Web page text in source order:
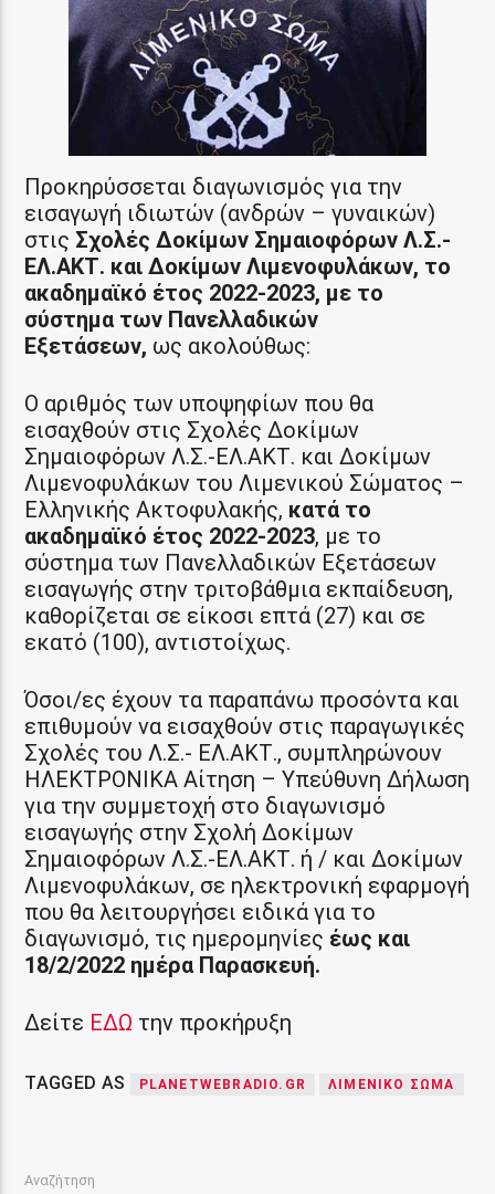
Προκηρύσσεται διαγωνισμός για την
εισαγωγή ιδιωτών (ανδρών – γυναικών)
στις Σχολές Δοκίμων Σημαιοφόρων Λ.Σ.-
ΕΛ.ΑΚΤ. και Δοκίμων Λιμενοφυλάκων, το
ακαδημαϊκό έτος 2022-2023, με το
σύστημα των Πανελλαδικών
Εξετάσεων, ως ακολούθως:
Ο αριθμός των υποψηφίων που θα
εισαχθούν στις Σχολές Δοκίμων
Σημαιοφόρων Λ.Σ.-ΕΛ.ΑΚΤ. και Δοκίμων
Λιμενοφυλάκων του Λιμενικού Σώματος –
Ελληνικής Ακτοφυλακής, κατά το
ακαδημαϊκό έτος 2022-2023, με το
σύστημα των Πανελλαδικών Εξετάσεων
εισαγωγής στην τριτοβάθμια εκπαίδευση,
καθορίζεται σε είκοσι επτά (27) και σε
εκατό (100), αντιστοίχως.
Όσοι/ες έχουν τα παραπάνω προσόντα και
επιθυμούν να εισαχθούν στις παραγωγικές
Σχολές του Λ.Σ.- ΕΛ.ΑΚΤ., συμπληρώνουν
ΗΛΕΚΤΡΟΝΙΚΑ Αίτηση – Υπεύθυνη Δήλωση
για την συμμετοχή στο διαγωνισμό
εισαγωγής στην Σχολή Δοκίμων
Σημαιοφόρων Λ.Σ.-ΕΛ.ΑΚΤ. ή / και Δοκίμων
Λιμενοφυλάκων, σε ηλεκτρονική εφαρμογή
που θα λειτουργήσει ειδικά για το
διαγωνισμό, τις ημερομηνίες έως και
18/2/2022 ημέρα Παρασκευή.
Δείτε ΕΔΩ την προκήρυξη
TAGGED AS PLANETWEBRADIO.GR ΛΙΜΕΝΙΚΟ ΣΩΜΑ
Αναζήτηση